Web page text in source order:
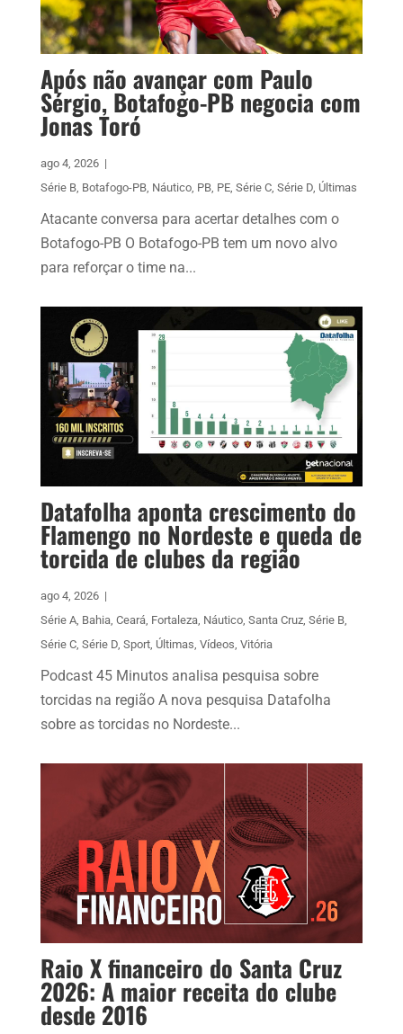
Após não avançar com Paulo
Sérgio, Botafogo-PB negocia com
Jonas Toró
ago 4, 2026 |
Série B, Botafogo-PB, Náutico, PB, PE, Série C, Série D, Últimas
Atacante conversa para acertar detalhes com o
Botafogo-PB O Botafogo-PB tem um novo alvo
para reforçar o time na...
Datafolha aponta crescimento do
Flamengo no Nordeste e queda de
torcida de clubes da região
ago 4, 2026 |
Série A, Bahia, Ceará, Fortaleza, Náutico, Santa Cruz, Série B,
Série C, Série D, Sport, Últimas, Vídeos, Vitória
Podcast 45 Minutos analisa pesquisa sobre
torcidas na região A nova pesquisa Datafolha
sobre as torcidas no Nordeste...
Raio X financeiro do Santa Cruz
2026: A maior receita do clube
desde 2016